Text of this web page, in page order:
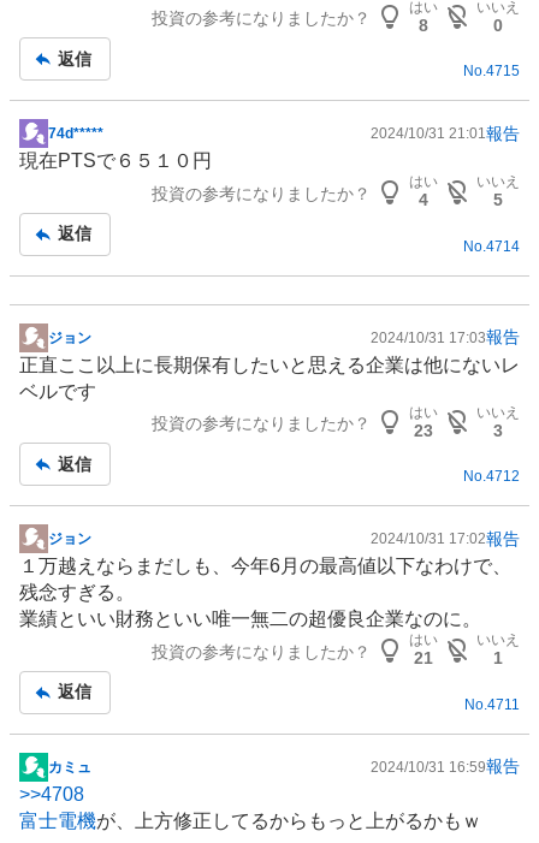
投資の参考になりましたか？
はい
8
いいえ
0
返信
No.4715
掲
示
事
74d***** 2024/10/31 21:01報告
現在PTSで６５１０円
投資の参考になりましたか？
はい
4
いいえ
5
返信
No. 4714
掲
示
板
ジョン 2024/10/31 17:03報告
正直ここ以上に長期保有したいと思える企業は他にないレ
ベルです
投資の参考になりましたか？
はい
23
いいえ
3
返信
No.4712
掲
示
板
記
ジョン 2024/10/31 17:02報告
１万越えならまだしも、今年6月の最高値以下なわけで、
残念すぎる。
業績といい財務といい唯一無二の超優良企業なのに。
投資の参考になりましたか？
はい
21
いいえ
1
返信
No. 4711
掲
示
板
カミュ 2024/10/31 16:59報告
>>4708
富士電機が、上方修正してるからもっと上がるかもｗ